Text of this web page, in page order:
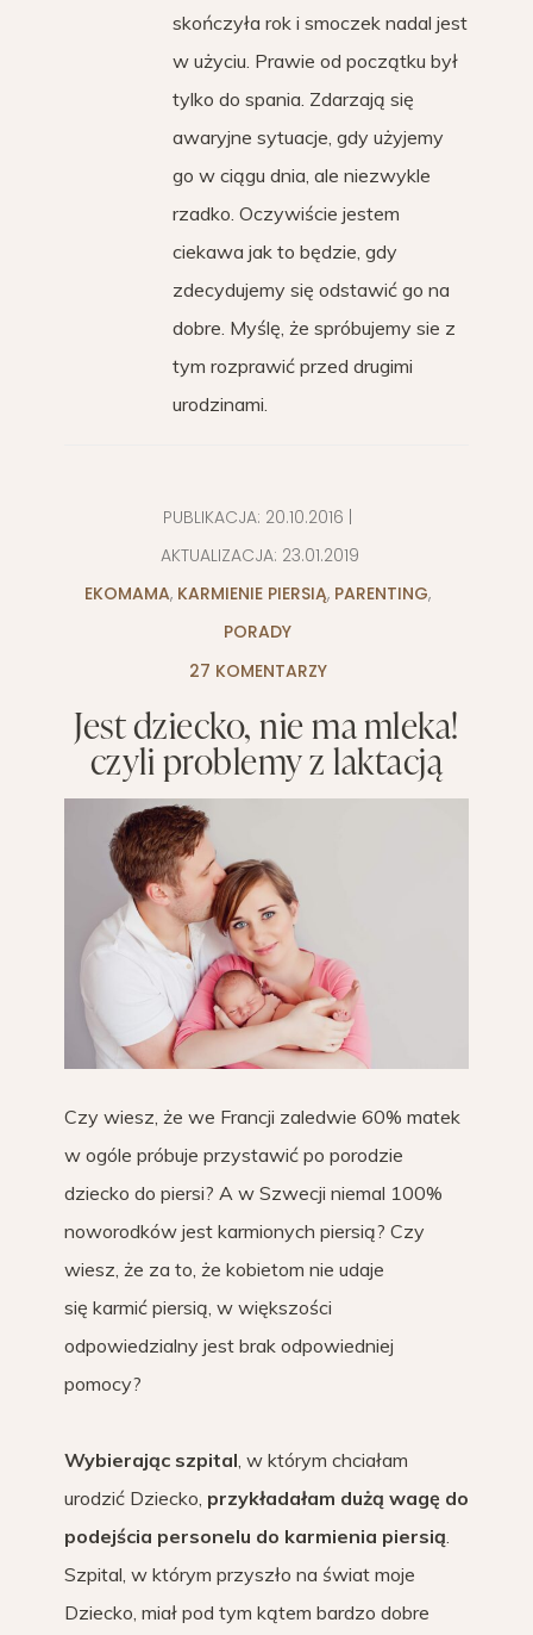
skończyła rok i smoczek nadal jest
w użyciu. Prawie od początku był
tylko do spania. Zdarzają się
awaryjne sytuacje, gdy użyjemy
go w ciągu dnia, ale niezwykle
rzadko. Oczywiście jestem
ciekawa jak to będzie, gdy
zdecydujemy się odstawić go na
dobre. Myślę, że spróbujemy sie z
tym rozprawić przed drugimi
urodzinami.
PUBLIKACJA: 20.10.2016
AKTUALIZACJA: 23.01.2019
EKOMAMA, KARMIENIE PIERSIĄ, PARENTING,
PORADY
27 KOMENTARZY
Jest dziecko, nie ma mleka!
czyli problemy z laktacją
Czy wiesz, że we Francji zaledwie 60% matek
w ogóle próbuje przystawić po porodzie
dziecko do piersi? A w Szwecji niemal 100%
noworodków jest karmionych piersią? Czy
wiesz, że za to, że kobietom nie udaje
się karmić piersią, w większości
odpowiedzialny jest brak odpowiedniej
pomocy?
Wybierając szpital , w którym chciałam
urodzić Dziecko, przykładałam dużą wagę do
podejścia personelu do karmienia piersią
Szpital, w którym przyszło na świat moje
Dziecko, miał pod tym kątem bardzo dobre